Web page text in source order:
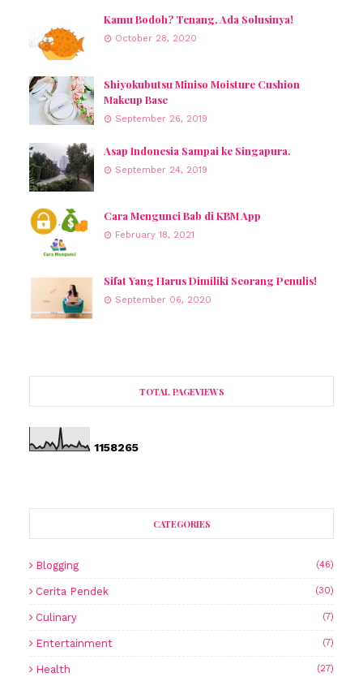
Kamu Bodoh? Tenang, Ada Solusinya!
October 28, 2020
Shiyokubutsu Miniso Moisture Cushion
Makeup Base
September 26, 2019
Asap Indonesia Sampai ke Singapura.
September 24, 2019
Cara Mengunci Bab di KBM App
February 18, 2021
Sifat Yang Harus Dimiliki Seorang Penulis!
September 06, 2020
TOTAL PAGEVIEWS
1158265
CATEGORIES
Blogging (46)
Cerita Pendek (30)
Culinary (7)
Entertainment (7)
Health (27)